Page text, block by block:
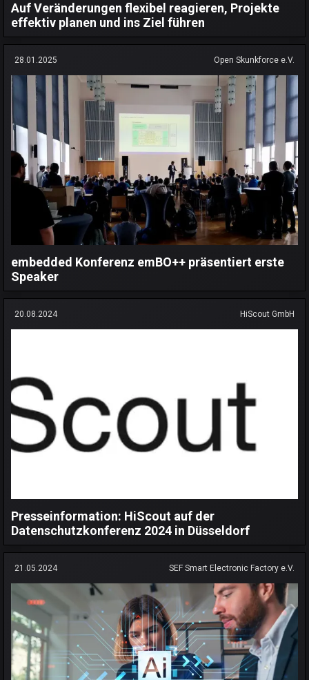
Auf Veränderungen flexibel reagieren, Projekte
effektiv planen und ins Ziel führen
28.01.2025 Open Skunkforce e.V.
embedded Konferenz emBO++ präsentiert erste
Speaker
20.08.2024 HiScout GmbH
Presseinformation: HiScout auf der
Datenschutzkonferenz 2024 in Düsseldorf
21.05.2024 SEF Smart Electronic Factory e.V.